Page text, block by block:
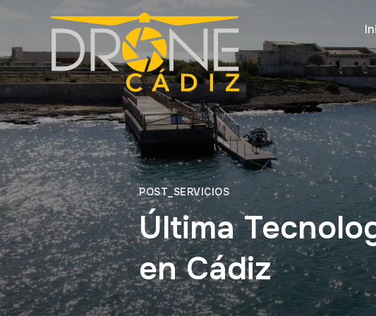
POST_SERVICIOS
Última
en Cádiz